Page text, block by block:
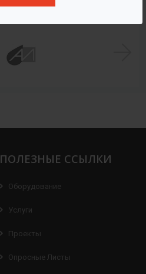
ПОЛЕЗНЫЕ ССЫЛКИ
Оборудование
Услуги
Проекты
Опросные Листы